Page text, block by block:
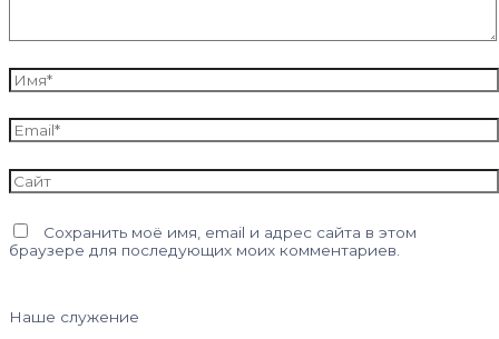
Имя*
Email*
Сайт
Сохранить моё имя, email и адрес сайта в этом
браузере для последующих моих комментариев.
Наше служение